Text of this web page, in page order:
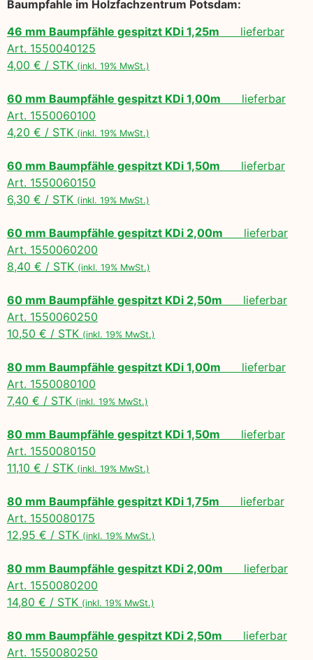
Baumpfahle im Holzfachzentrum Potsdam:
46 mm Baumpfähle gespitzt KDi 1,25m lieferbar
Art. 1550040125
4,00 € / STK (inkl. 19% MwSt.)
60 mm Baumpfähle gespitzt KDi 1,00m lieferbar
Art. 1550060100
4,20 € / STK (inkl. 19% MwSt.)
60 mm Baumpfähle gespitzt KDi 1,50m lieferbar
Art. 1550060150
6,30 € / STK (inkl. 19% MwSt.)
60 mm Baumpfähle gespitzt KDi 2,00m lieferbar
Art. 1550060200
8,40 € / STK (inkl. 19% MwSt.)
60 mm Baumpfähle gespitzt KDi 2,50m lieferbar
Art. 1550060250
10,50 € / STK (inkl. 19% MwSt.)
80 mm Baumpfähle gespitzt KDi 1,00m lieferbar
Art. 1550080100
7,40 € / STK (inkl. 19% MwSt.)
80 mm Baumpfähle gespitzt KDi 1,50m lieferbar
Art. 1550080150
11,10 € / STK (inkl. 19% MwSt.)
80 mm Baumpfähle gespitzt KDi 1,75m lieferbar
Art. 1550080175
12,95 € / STK (inkl. 19% MwSt.)
80 mm Baumpfähle gespitzt KDi 2,00m lieferbar
Art. 1550080200
14,80 € / STK (inkl. 19% MwSt.)
80 mm Baumpfähle gespitzt KDi 2,50m lieferbar
Art. 1550080250